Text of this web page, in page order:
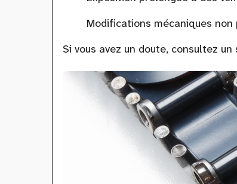
Modifications mécaniques
Si vous avez un doute, consultez